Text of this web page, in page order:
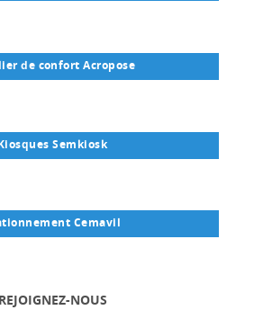
de confort Acropose
Semkiosk
Cemavil
REJOIGNEZ-NOUS